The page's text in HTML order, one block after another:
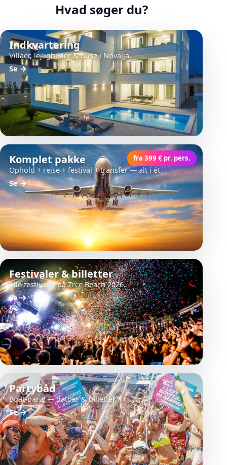
Hvad søger du?
Indkvartering
Villaer, lejligheder & huse i Novalja.
Se→
fra 399 € pr. pers.
Komplet pakke
Ophold + rejse + festival + transfer — alt i ét.
Se→
Festivaler & billetter
Alle festivaler på Zrce Beach 2026.
Se→
Partybåd
Boat-party — datoer & billetter.
Se→